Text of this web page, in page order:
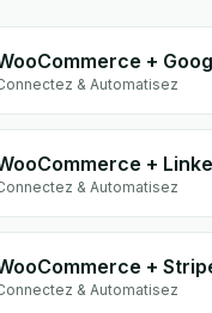
& Automatisez
+
& Automatisez
+
& Automatisez